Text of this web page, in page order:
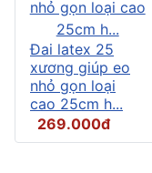
Đai latex 25
xương giúp eo
nhỏ gọn loại
cao 25cm h...
269.000đ